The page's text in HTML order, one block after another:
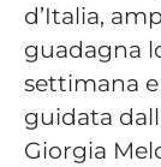
d’Italia,
guadagna
settimana e
guidata
Giorgia